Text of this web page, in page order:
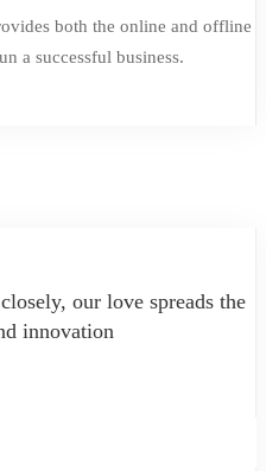
both the online and offline
a successful business.
our love spreads the
innovation